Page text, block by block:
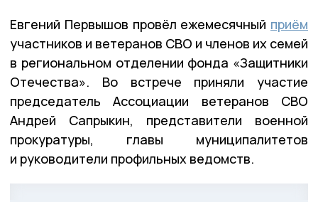
Евгений Первышов провёл ежемесячный приём
участников и ветеранов СВО и членов их семей
в региональном отделении фонда «Защитники
Отечества». Во встрече приняли участие
председатель Ассоциации ветеранов СВО
Андрей Сапрыкин, представители военной
прокуратуры, главы муниципалитетов
и руководители профильных ведомств.